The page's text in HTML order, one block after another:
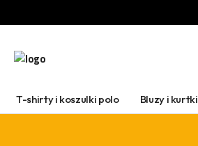
T-shirty i koszulki polo Bluzy i kurtki